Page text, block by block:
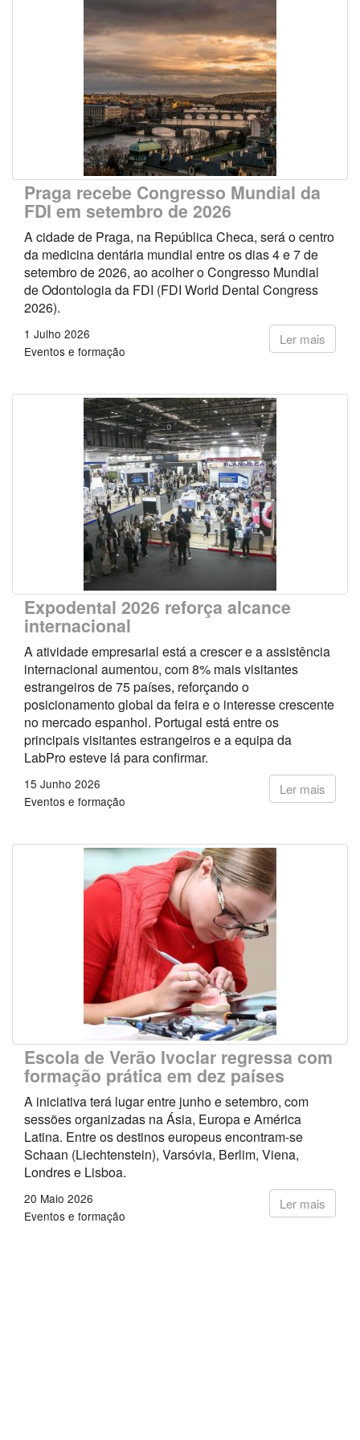
Praga recebe Congresso Mundial da
FDI em setembro de 2026
A cidade de Praga, na República Checa, será o centro
da medicina dentária mundial entre os dias 4 e 7 de
setembro de 2026, ao acolher o Congresso Mundial
de Odontologia da FDI (FDI World Dental Congress
2026).
Ler mais
1 Julho 2026
Eventos e formação
Expodental 2026 reforça alcance
internacional
A atividade empresarial está a crescer e a assistência
internacional aumentou, com 8% mais visitantes
estrangeiros de 75 países, reforçando o
posicionamento global da feira e o interesse crescente
no mercado espanhol. Portugal está entre os
principais visitantes estrangeiros e a equipa da
LabPro esteve lá para confirmar.
Ler mais
15 Junho 2026
Eventos e formação
Escola de Verão Ivoclar regressa com
formação prática em dez países
A iniciativa terá lugar entre junho e setembro, com
sessões organizadas na Ásia, Europa e América
Latina. Entre os destinos europeus encontram-se
Schaan (Liechtenstein), Varsóvia, Berlim, Viena,
Londres e Lisboa.
Ler mais
20 Maio 2026
Eventos e formação